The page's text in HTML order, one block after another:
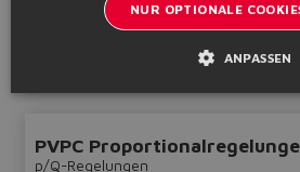
GS240
PVPC
p/Q-Regelungen
NUR OPTIONALE
ANPASSEN